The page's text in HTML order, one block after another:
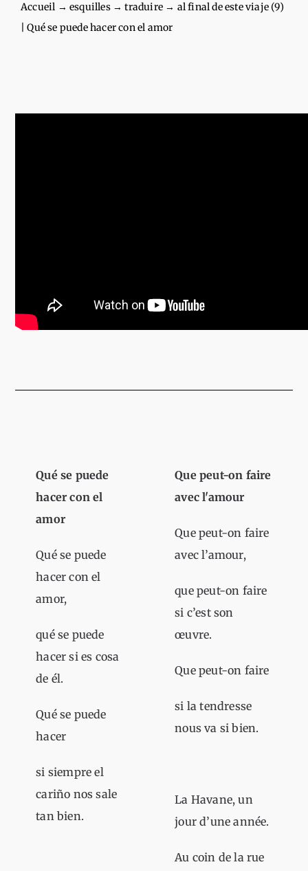
Accueil → esquilles→traduire → al final de este viaje (9)
| Qué se puede hacer con el amor
Qué se puede
hacer con el
amor
Qué se puede
hacer con el
amor,
qué se puede
hacer si es cosa
de él.
Qué se puede
hacer
si siempre el
cariño nos sale
tan bien.
Que peut-on faire
avec l'amour
Que peut-on faire
avec l’amour,
que peut-on faire
si c’est son
œuvre.
Que peut-on faire
si la tendresse
nous va si bien.
La Havane, un
jour d’une année.
Au coin de la rue